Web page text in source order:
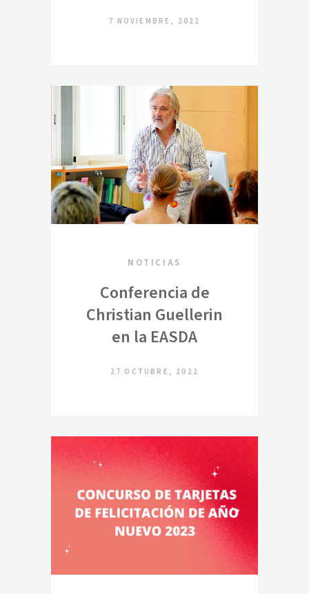
7 NOVIEMBRE, 2022
NOTICIAS
Conferencia de
Christian Guellerin
en la EASDA
27 OCTUBRE, 2022